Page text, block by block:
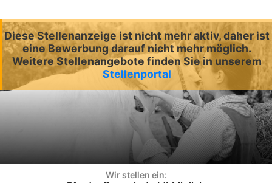
Diese Stellenanzeige ist nicht mehr aktiv, daher ist
eine Bewerbung darauf nicht mehr möglich.
Weitere Stellenangebote finden Sie in unserem
Stellenportal
Wir stellen ein: